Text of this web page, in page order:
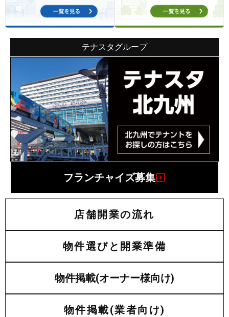
テナスタグループ
フランチャイズ募集
店舗開業の流れ
物件選びと開業準備
物件掲載(オーナー様向け)
物件掲載(業者向け)